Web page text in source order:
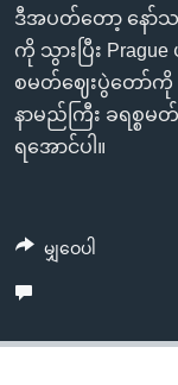
ရှာဖွေ
ရန်
နေရာ
သို့
ကျော်
ဘာသာစကားမျာ
ဒီအပတ်တော့ နော်
ကို သွားပြီး
စမတ်ဈေးပွဲတော်ကို
နာမည်ကြီး ခရစ္စ
ရအောင်ပါ။
မျှဝေပါ